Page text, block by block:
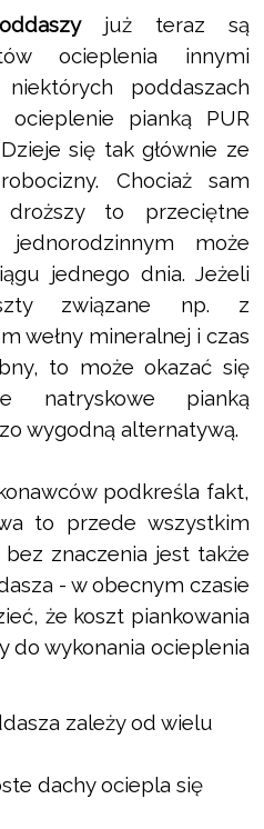
już teraz są
ocieplenia innymi
poddaszach
pianką PUR
się tak głównie ze
Chociaż sam
to przeciętne
może
jednego dnia. Jeżeli
związane np. z
wełny mineralnej i czas
to może okazać się
natryskowe pianką
wygodną alternatywą.
podkreśla fakt,
to przede wszystkim
znaczenia jest także
- w obecnym czasie
że koszt piankowania
do wykonania ocieplenia
zależy od wielu
dachy ociepla się